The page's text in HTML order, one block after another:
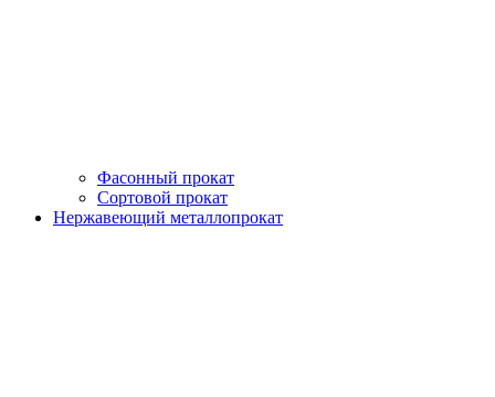
Фасонный прокат
Сортовой прокат
Нержавеющий металлопрокат